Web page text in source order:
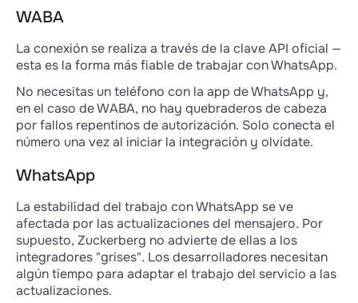
WABA
La conexión se realiza a través de la clave API oficial —
esta es la forma más fiable de trabajar con WhatsApp.
No necesitas un teléfono con la app de WhatsApp y,
en el caso de WABA, no hay quebraderos de cabeza
por fallos repentinos de autorización. Solo conecta el
número una vez al iniciar la integración y olvídate.
WhatsApp
La estabilidad del trabajo con WhatsApp se ve
afectada por las actualizaciones del mensajero. Por
supuesto, Zuckerberg no advierte de ellas a los
integradores "grises". Los desarrolladores necesitan
algún tiempo para adaptar el trabajo del servicio a las
actualizaciones.